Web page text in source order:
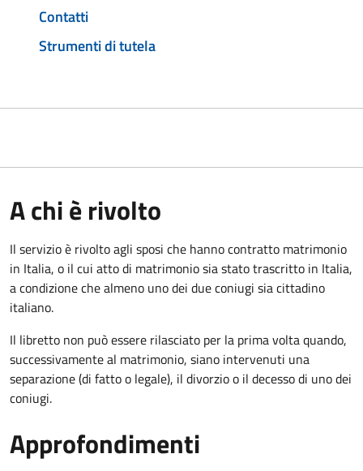
Contatti
Strumenti di tutela
A chi è rivolto
Il servizio è rivolto agli sposi che hanno contratto matrimonio
in Italia, o il cui atto di matrimonio sia stato trascritto in Italia,
a condizione che almeno uno dei due coniugi sia cittadino
italiano.
Il libretto non può essere rilasciato per la prima volta quando,
successivamente al matrimonio, siano intervenuti una
separazione (di fatto o legale), il divorzio o il decesso di uno dei
coniugi.
Approfondimenti